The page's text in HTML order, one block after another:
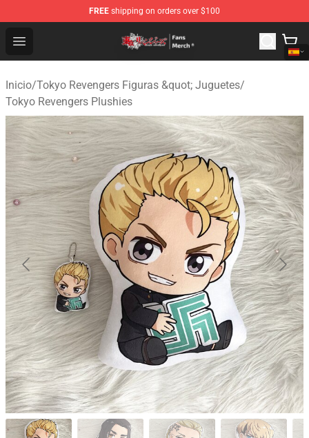
FREE shipping on orders over $100
Open menu
Tokyo Revengers Store - Official Tokyo Revengers
Inicio/Tokyo Revengers Figuras &quot; Juguetes/
Tokyo Revengers Plushies